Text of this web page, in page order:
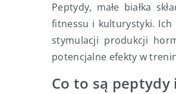
Peptydy, małe białka
fitnessu i kulturystyki.
stymulacji produkcji
potencjalne efekty w
Co to są peptydy